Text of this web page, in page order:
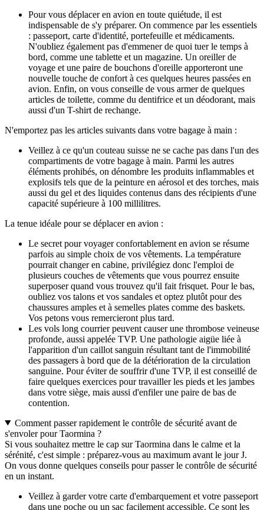
Pour vous déplacer en avion en toute quiétude, il est
indispensable de s'y préparer. On commence par les essentiels
: passeport, carte d'identité, portefeuille et médicaments.
N'oubliez également pas d'emmener de quoi tuer le temps à
bord, comme une tablette et un magazine. Un oreiller de
voyage et une paire de bouchons d'oreille apporteront une
nouvelle touche de confort à ces quelques heures passées en
avion. Enfin, on vous conseille de vous armer de quelques
articles de toilette, comme du dentifrice et un déodorant, mais
aussi d'un T-shirt de rechange.
N'emportez pas les articles suivants dans votre bagage à main :
Veillez à ce qu'un couteau suisse ne se cache pas dans l'un des
compartiments de votre bagage à main. Parmi les autres
éléments prohibés, on dénombre les produits inflammables et
explosifs tels que de la peinture en aérosol et des torches, mais
aussi du gel et des liquides contenus dans des récipients d'une
capacité supérieure à 100 millilitres.
La tenue idéale pour se déplacer en avion :
Le secret pour voyager confortablement en avion se résume
parfois au simple choix de vos vêtements. La température
pourrait changer en cabine, privilégiez donc l'emploi de
plusieurs couches de vêtements que vous pourrez ensuite
superposer quand vous trouvez qu'il fait frisquet. Pour le bas,
oubliez vos talons et vos sandales et optez plutôt pour des
chaussures amples et à semelles plates comme des baskets.
Vos petons vous remercieront plus tard.
Les vols long courrier peuvent causer une thrombose veineuse
profonde, aussi appelée TVP. Une pathologie aigüe liée à
l'apparition d'un caillot sanguin résultant tant de l'immobilité
des passagers à bord que de la détérioration de la circulation
sanguine. Pour éviter de souffrir d'une TVP, il est conseillé de
faire quelques exercices pour travailler les pieds et les jambes
dans votre siège, mais aussi d'enfiler une paire de bas de
contention.
Comment passer rapidement le contrôle de sécurité avant de
s'envoler pour Taormina ?
Si vous souhaitez mettre le cap sur Taormina dans le calme et la
sérénité, c'est simple : préparez-vous au maximum avant le jour J.
On vous donne quelques conseils pour passer le contrôle de sécurité
en un instant.
Veillez à garder votre carte d'embarquement et votre passeport
dans une poche ou un sac facilement accessible. Ce sont les